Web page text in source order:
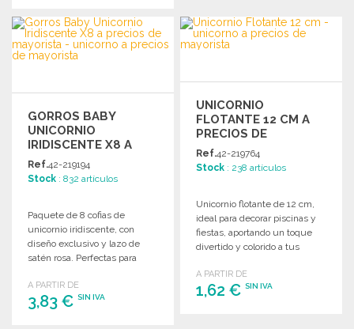
PEDIR
Solicitar un presupuesto
Solicitar un presupuesto
GORROS BABY
UNICORNIO
IRIDISCENTE X8 A
PRECIOS DE
MAYORISTA
Ref.42-219194
Stock : 832 artículos
Paquete de 8 cofias de
unicornio iridiscente, con
diseño exclusivo y lazo de
satén rosa. Perfectas para
A PARTIR DE
3,83 € SIN IVA
UNICORNIO
FLOTANTE 12 CM A
PRECIOS DE
MAYORISTA
Ref.42-219764
Stock : 238 artículos
Unicornio flotante de 12 cm,
ideal para decorar piscinas y
fiestas, aportando un toque
divertido y colorido a tus
A PARTIR DE
1,62 €SIN IVA